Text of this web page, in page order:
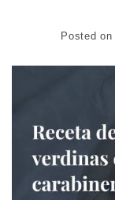
Posted on